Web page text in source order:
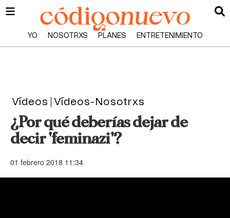
YO NOSOTRXS PLANES ENTRETENIMIENTO
Vídeos Vídeos-Nosotrxs
¿Por qué deberías dejar de
decir 'feminazi'?
01 febrero 2018 11:34